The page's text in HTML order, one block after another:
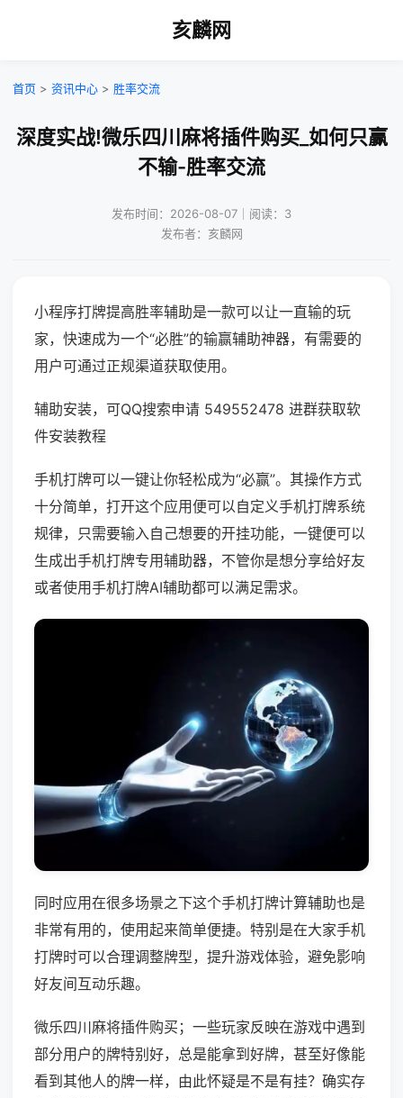
亥麟网
首页 > 资讯中心 > 胜率交流
深度实战!微乐四川麻将插件购买_如何只赢
不输-胜率交流
发布时间：2026-08-07｜阅读：3
发布者：亥麟网
小程序打牌提高胜率辅助是一款可以让一直输的玩
家，快速成为一个“必胜”的输赢辅助神器，有需要的
用户可通过正规渠道获取使用。
辅助安装，可QQ搜索申请 549552478 进群获取软
件安装教程
手机打牌可以一键让你轻松成为“必赢”。其操作方式
十分简单，打开这个应用便可以自定义手机打牌系统
规律，只需要输入自己想要的开挂功能，一键便可以
生成出手机打牌专用辅助器，不管你是想分享给好友
或者使用手机打牌AI辅助都可以满足需求。
同时应用在很多场景之下这个手机打牌计算辅助也是
非常有用的，使用起来简单便捷。特别是在大家手机
打牌时可以合理调整牌型，提升游戏体验，避免影响
好友间互动乐趣。
微乐四川麻将插件购买；一些玩家反映在游戏中遇到
部分用户的牌特别好，总是能拿到好牌，甚至好像能
看到其他人的牌一样，由此怀疑是不是有挂？确实存